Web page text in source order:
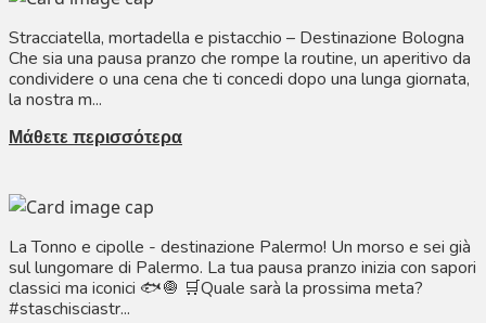
Stracciatella, mortadella e pistacchio – Destinazione Bologna
Che sia una pausa pranzo che rompe la routine, un aperitivo da
condividere o una cena che ti concedi dopo una lunga giornata,
la nostra m...
Μάθετε περισσότερα
La Tonno e cipolle - destinazione Palermo! Un morso e sei già
sul lungomare di Palermo. La tua pausa pranzo inizia con sapori
classici ma iconici 🐟🧅 🛒Quale sarà la prossima meta?
#staschisciastr...